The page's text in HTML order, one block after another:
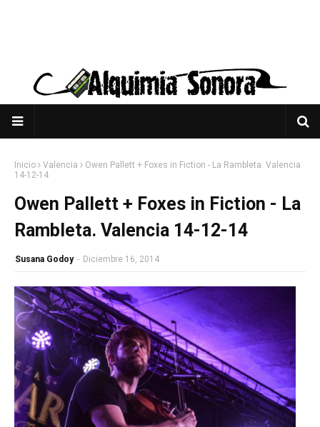
Inicio Valencia
Owen Pallett + Foxes in Fiction - La Rambleta. Valencia
14-12-14
Owen Pallett + Foxes in Fiction - La
Rambleta. Valencia 14-12-14
Susana Godoy - Diciembre 16, 2014